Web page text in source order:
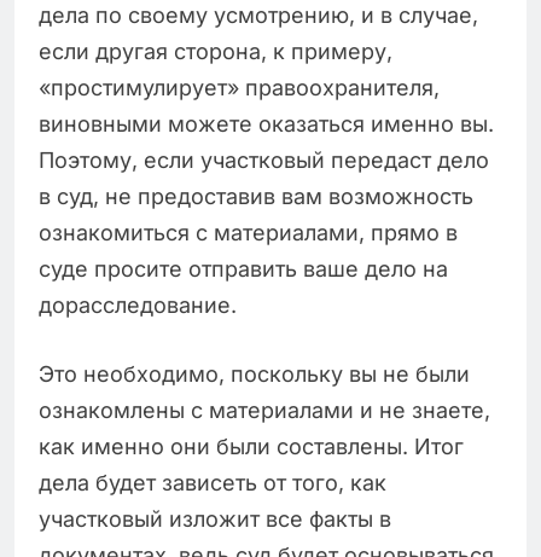
дела по своему усмотрению, и в случае,
если другая сторона, к примеру,
«простимулирует» правоохранителя,
виновными можете оказаться именно вы.
Поэтому, если участковый передаст дело
в суд, не предоставив вам возможность
ознакомиться с материалами, прямо в
суде просите отправить ваше дело на
дорасследование.
Это необходимо, поскольку вы не были
ознакомлены с материалами и не знаете,
как именно они были составлены. Итог
дела будет зависеть от того, как
участковый изложит все факты в